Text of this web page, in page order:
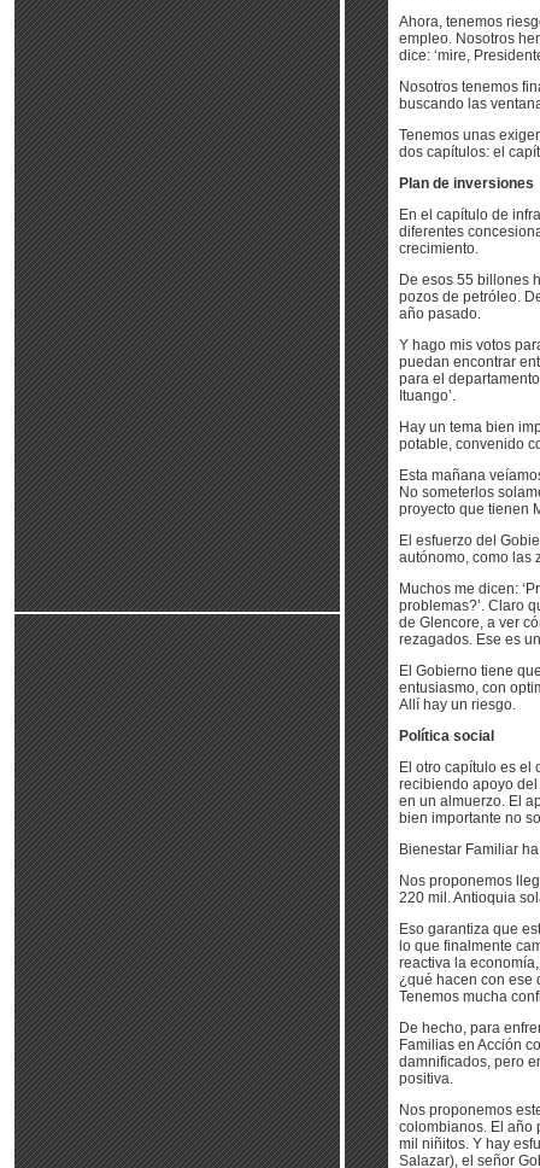
Ahora, tenemos
empleo. Nosotros
dice: ‘mire,
Nosotros tenemos
buscando las
Tenemos unas
dos capítulos: el
Plan de inversiones
En el capítulo de
diferentes
crecimiento.
De esos 55 billones
pozos de petróleo.
año pasado.
Y hago mis votos
puedan encontrar
para el
Ituango’.
Hay un tema bien
potable, convenido
Esta mañana
No someterlos
proyecto que tienen
El esfuerzo del
autónomo, como las
Muchos me dicen:
problemas?’. Claro
de Glencore, a ver
rezagados. Ese es
El Gobierno tiene
entusiasmo, con
Allí hay un riesgo.
Política social
El otro capítulo es el
recibiendo apoyo
en un almuerzo. El
bien importante no
Bienestar Familiar
Nos proponemos
220 mil. Antioquia
Eso garantiza que
lo que finalmente
reactiva la
¿qué hacen con ese
Tenemos mucha
De hecho, para
Familias en Acción
damnificados, pero
positiva.
Nos proponemos
colombianos. El año
mil niñitos. Y hay
Salazar), el señor